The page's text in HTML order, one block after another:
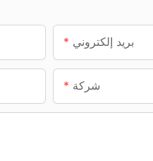
بريد إلكتروني
شركة